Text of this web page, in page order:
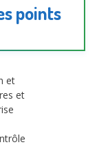
points
et
et